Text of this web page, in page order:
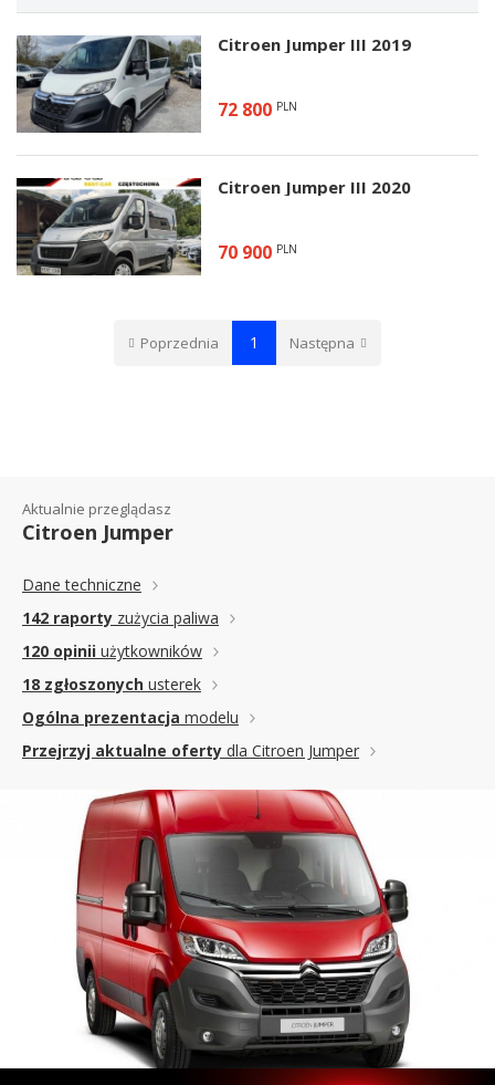
Citroen Jumper III 2019
72 800 PLN
Citroen Jumper III 2020
70 900 PLN
Poprzednia 1 Następna
Aktualnie przeglądasz
Citroen Jumper
Dane techniczne
142 raporty zużycia paliwa
120 opinii użytkowników
18 zgłoszonych usterek
Ogólna prezentacja modelu
Przejrzyj aktualne oferty dla Citroen Jumper